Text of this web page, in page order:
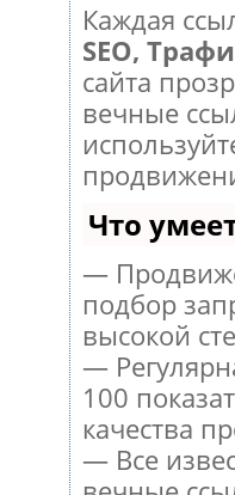
Каждая
SEO,
сайта
вечные
Что
—
подбор
высокой
—
100
качества
— Все